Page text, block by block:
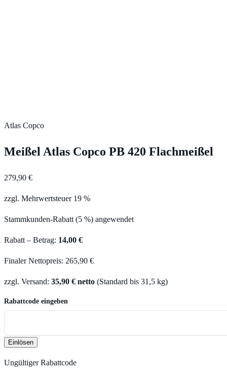
Atlas Copco
Meißel Atlas Copco PB 420 Flachmeißel
279,90 €
zzgl. Mehrwertsteuer 19 %
Stammkunden-Rabatt (5 %) angewendet
Rabatt – Betrag: 14,00 €
Finaler Nettopreis: 265,90 €
zzgl. Versand: 35,90 € netto (Standard bis 31,5 kg)
Rabattcode eingeben
Einlösen
Ungültiger Rabattcode